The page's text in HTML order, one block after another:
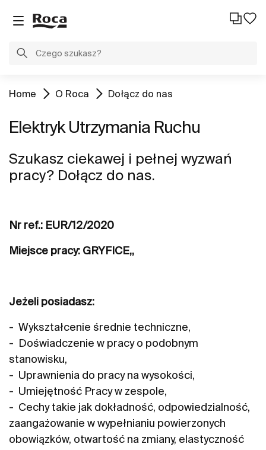
Home O Roca Dołącz do nas
Elektryk Utrzymania Ruchu
Szukasz ciekawej i pełnej wyzwań
pracy? Dołącz do nas.
Nr ref.: EUR/12/2020
Miejsce pracy: GRYFICE,,
Jeżeli posiadasz:
- Wykształcenie średnie techniczne,
- Doświadczenie w pracy o podobnym
stanowisku,
- Uprawnienia do pracy na wysokości,
- Umiejętność Pracy w zespole,
- Cechy takie jak dokładność, odpowiedzialność,
zaangażowanie w wypełnianiu powierzonych
obowiązków, otwartość na zmiany, elastyczność